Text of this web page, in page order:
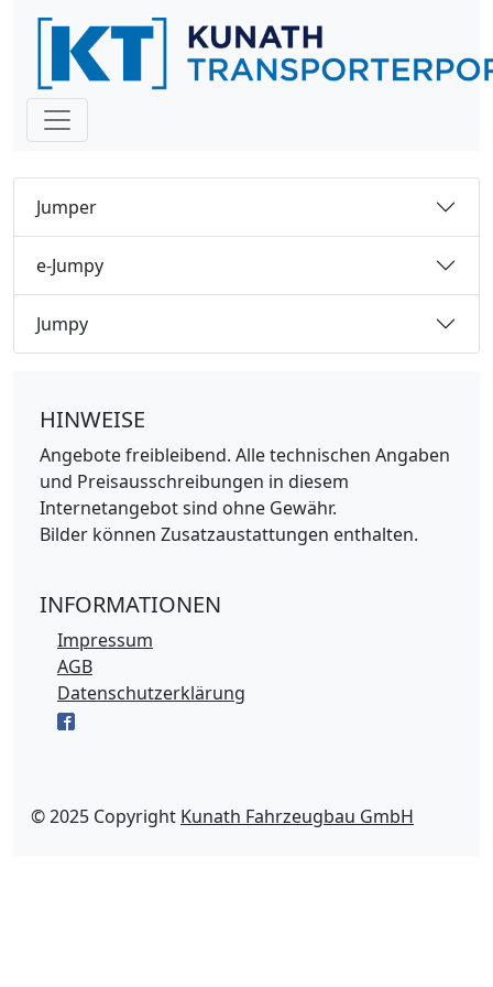
Jumper
e-Jumpy
Jumpy
HINWEISE
Angebote freibleibend. Alle technischen Angaben
und Preisausschreibungen in diesem
Internetangebot sind ohne Gewähr.
Bilder können Zusatzaustattungen enthalten.
INFORMATIONEN
Impressum
AGB
Datenschutzerklärung
© 2025 Copyright Kunath Fahrzeugbau GmbH